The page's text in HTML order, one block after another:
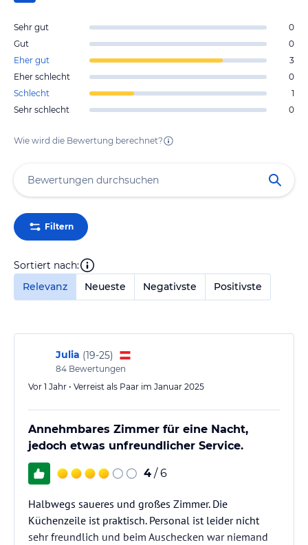
Sehr gut
0
Gut
0
Eher gut
3
Eher schlecht
0
Schlecht
1
Sehr schlecht
0
Wie wird die Bewertung berechnet?
Filtern
Sortiert nach:
Relevanz
Neueste Negativste Positivste
Julia (19-25)
84 Bewertungen
Vor 1 Jahr • Verreist als Paar im Januar 2025
Annehmbares Zimmer für eine Nacht,
jedoch etwas unfreundlicher Service.
4 / 6
Halbwegs saueres und großes Zimmer. Die
Küchenzeile ist praktisch. Personal ist leider nicht
sehr freundlich und beim Auschecken war niemand